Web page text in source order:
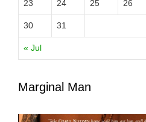
« Jul
23 24 25 26
30 31
Marginal Man